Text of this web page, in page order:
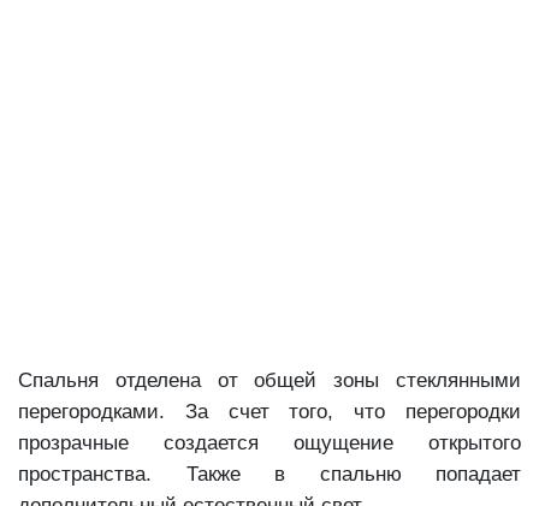
Спальня отделена от общей зоны стеклянными
перегородками. За счет того, что перегородки
прозрачные создается ощущение открытого
пространства. Также в спальню попадает